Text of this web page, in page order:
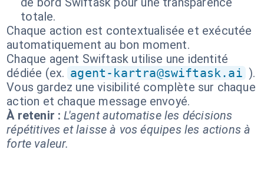
totale.
Chaque action est contextualisée et exécutée
automatiquement au bon moment.
Chaque agent Swiftask utilise une identité
dédiée (ex. agent-kartra@swiftask.ai ).
Vous gardez une visibilité complète sur chaque
action et chaque message envoyé.
À retenir : L'agent automatise les décisions
répétitives et laisse à vos équipes les actions à
forte valeur.